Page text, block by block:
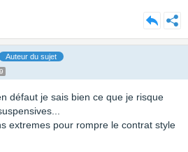
Auteur du sujet
défaut je sais bien ce que je risque
extremes pour rompre le contrat style